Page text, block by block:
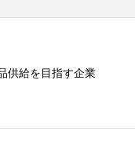
供給を目指す企業